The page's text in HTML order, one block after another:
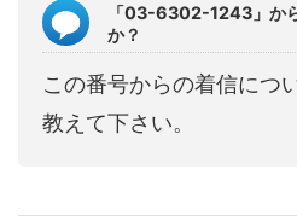
「03-6302-1243」か
か？
この番号からの着信につ
教えて下さい。